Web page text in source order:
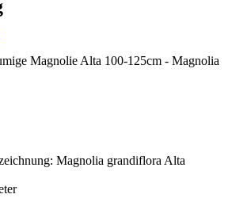
Magnolie Alta 100-125cm - Magnolia
Magnolia grandiflora Alta